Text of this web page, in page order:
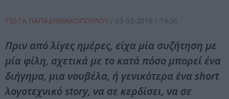
ΓΙΩΤΑ ΠΑΠΑΔΗΜΑΚΟΠΟΥΛΟΥ / 03-02-2016 / 14:36
Πριν από λίγες ημέρες, είχα μία συζήτηση με
μία φίλη, σχετικά με το κατά πόσο μπορεί ένα
διήγημα, μια νουβέλα, ή γενικότερα ένα short
λογοτεχνικό story, να σε κερδίσει, να σε